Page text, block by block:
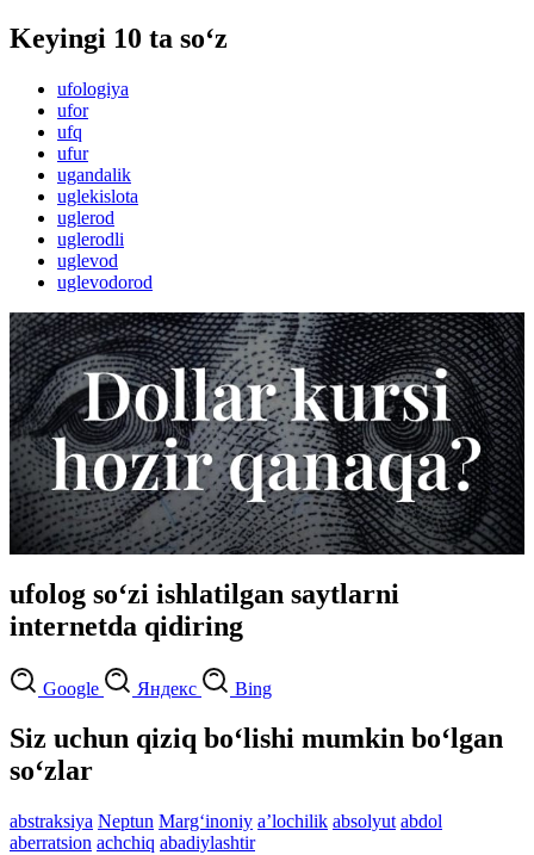
Keyingi 10 ta so‘z
ufologiya
ufor
ufq
ufur
ugandalik
uglekislota
uglerod
uglerodli
uglevod
uglevodorod
ufolog so‘zi ishlatilgan saytlarni
internetda qidiring
Google Яндекс Bing
Siz uchun qiziq bo‘lishi mumkin bo‘lgan
so‘zlar
abstraksiya Neptun Marg‘inoniy aʼlochilik absolyut abdol
aberratsion achchiq abadiylashtir